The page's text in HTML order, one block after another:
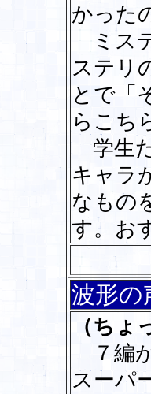
かった
ミス
ステリ
とで「
らこち
学生
キャラ
なもの
す。お
波形
（ちょ
７編
スーパ